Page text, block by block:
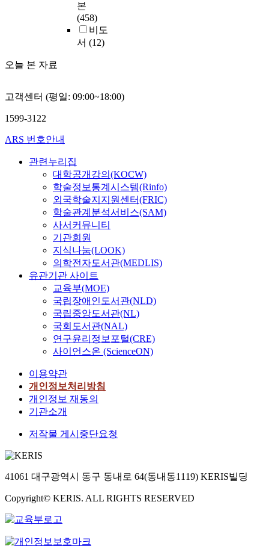
본
(458)
비도
서 (12)
오늘 본 자료
고객센터 (평일: 09:00~18:00)
1599-3122
ARS 번호안내
관련누리집
대학공개강의(KOCW)
학술정보통계시스템(Rinfo)
외국학술지지원센터(FRIC)
학술관계분석서비스(SAM)
사서커뮤니티
기관회원
지식나눔(LOOK)
의학전자도서관(MEDLIS)
유관기관 사이트
교육부(MOE)
국립장애인도서관(NLD)
국립중앙도서관(NL)
국회도서관(NAL)
연구윤리정보포털(CRE)
사이언스온 (ScienceON)
이용약관
개인정보처리방침
개인정보 재동의
기관소개
저작물 게시중단요청
41061 대구광역시 동구 동내로 64(동내동1119) KERIS빌딩
Copyright© KERIS. ALL RIGHTS RESERVED